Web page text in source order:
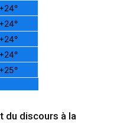
+24°
+24°
+24°
+24°
+25°
du discours à la